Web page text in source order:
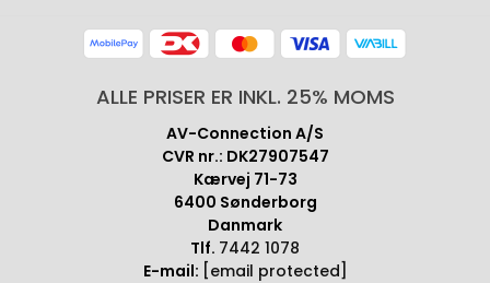
ALLE PRISER ER INKL. 25% MOMS
AV-Connection A/S
CVR nr.: DK27907547
Kærvej 71-73
6400 Sønderborg
Danmark
Tlf. 7442 1078
E-mail: [email protected]